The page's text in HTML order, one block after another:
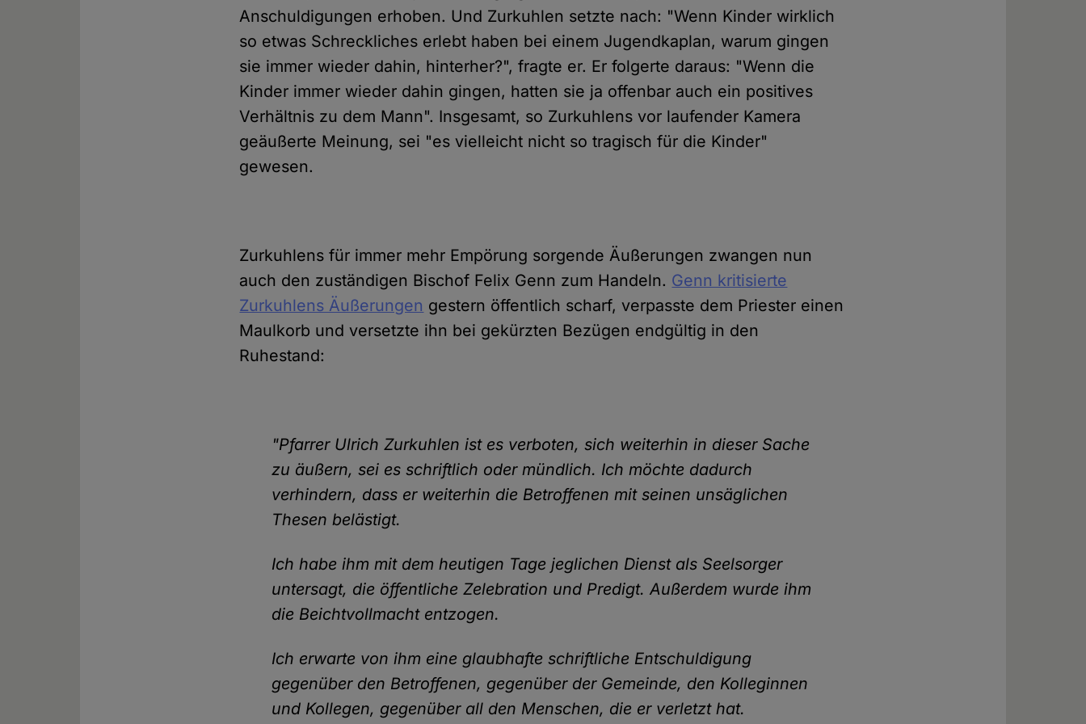
Anschuldigungen erhoben. Und Zurkuhlen setzte nach: "Wenn Kinder wirklich
so etwas Schreckliches erlebt haben bei einem Jugendkaplan, warum gingen
sie immer wieder dahin, hinterher?", fragte er. Er folgerte daraus: "Wenn die
Kinder immer wieder dahin gingen, hatten sie ja offenbar auch ein positives
Verhältnis zu dem Mann". Insgesamt, so Zurkuhlens vor laufender Kamera
geäußerte Meinung, sei "es vielleicht nicht so tragisch für die Kinder"
gewesen.
Zurkuhlens für immer mehr Empörung sorgende Äußerungen zwangen nun
auch den zuständigen Bischof Felix Genn zum Handeln. Genn kritisierte
Zurkuhlens Äußerungen gestern öffentlich scharf, verpasste dem Priester einen
Maulkorb und versetzte ihn bei gekürzten Bezügen endgültig in den
Ruhestand:
"Pfarrer Ulrich Zurkuhlen ist es verboten, sich weiterhin in dieser Sache
zu äußern, sei es schriftlich oder mündlich. Ich möchte dadurch
verhindern, dass er weiterhin die Betroffenen mit seinen unsäglichen
Thesen belästigt.
Ich habe ihm mit dem heutigen Tage jeglichen Dienst als Seelsorger
untersagt, die öffentliche Zelebration und Predigt. Außerdem wurde ihm
die Beichtvollmacht entzogen.
Ich erwarte von ihm eine glaubhafte schriftliche Entschuldigung
gegenüber den Betroffenen, gegenüber der Gemeinde, den Kolleginnen
und Kollegen, gegenüber all den Menschen, die er verletzt hat.